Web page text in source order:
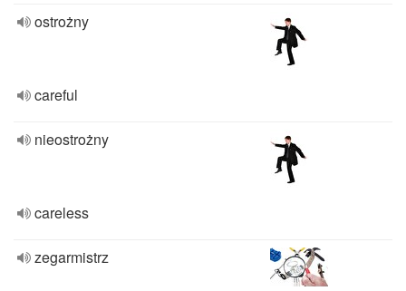
ostrożny
careful
nieostrożny
careless
zegarmistrz